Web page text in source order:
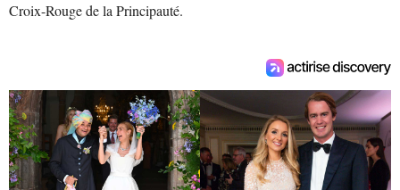
Croix-Rouge de la Principauté.